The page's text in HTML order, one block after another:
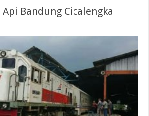
Api Bandung Cicalengka